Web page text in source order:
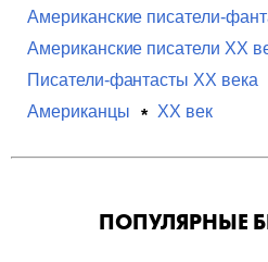
Американские писатели-
Американские писатели XX
Писатели-фантасты XX века
Американцы
XX век
ПОПУЛЯРНЫЕ